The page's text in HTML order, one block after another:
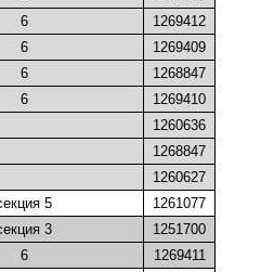
6
1269412
6
1269409
6
1268847
6
1269410
1260636
1268847
1260627
5
1261077
3
1251700
6
1269411